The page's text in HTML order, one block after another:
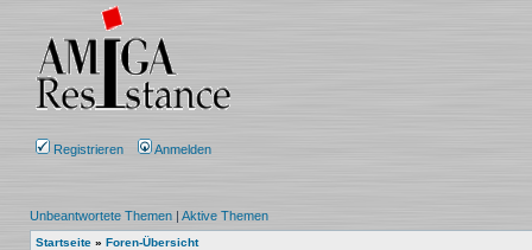
Registrieren Anmelden
Unbeantwortete Themen | Aktive Themen
Startseite » Foren-Übersicht